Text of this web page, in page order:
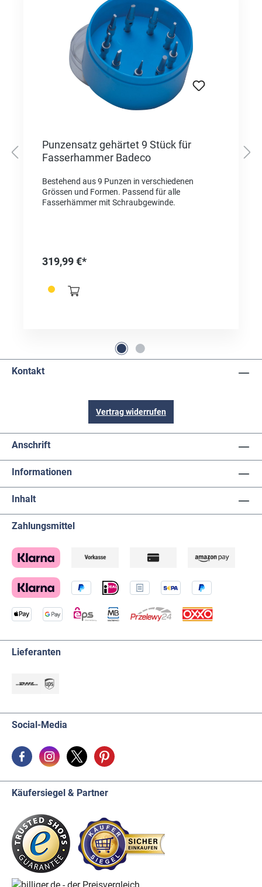
Punzensatz gehärtet 9 Stück für
Fasserhammer Badeco
Bestehend aus 9 Punzen in verschiedenen
Grössen und Formen. Passend für alle
Fasserhämmer mit Schraubgewinde.
319,99 €*
Kontakt
Vertrag widerrufen
Anschrift
Informationen
Inhalt
Zahlungsmittel
Lieferanten
Social-Media
Käufersiegel & Partner